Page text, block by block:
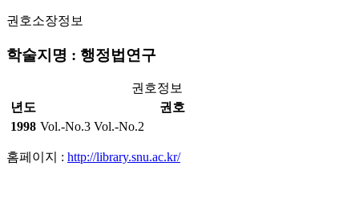
권호소장정보
학술지명 : 행정법연구
권호정보
년도
권호
1998 Vol.-No.3 Vol.-No.2
홈페이지 : http://library.snu.ac.kr/